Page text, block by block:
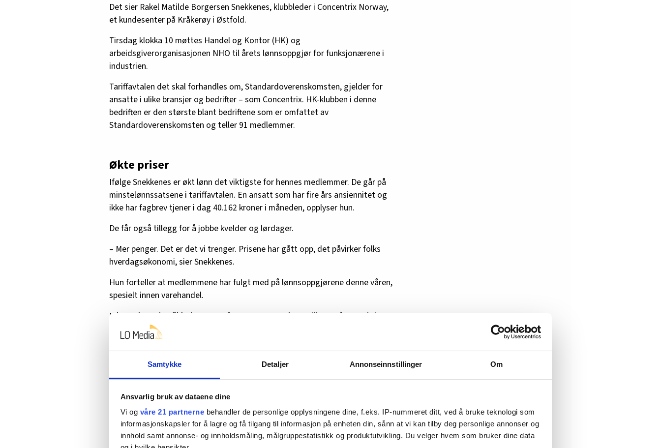
Samtykke Detaljer Annonseinnstillinger Om
Ansvarlig bruk av dataene dine
Vi og våre 21 partnerne behandler de personlige opplysningene dine, f.eks. IP-nummeret ditt, ved å bruke teknologi som
informasjonskapsler for å lagre og få tilgang til informasjon på enheten din, sånn at vi kan tilby deg personlige annonser og
innhold samt annonse- og innholdsmåling, målgruppestatistikk og produktutvikling. Du velger hvem som bruker dine data
Det sier Rakel Matilde Borgersen Snekkenes, klubbleder i Concentrix Norway,
et kundesenter på Kråkerøy i Østfold.
Tirsdag klokka 10 møttes Handel og Kontor (HK) og
arbeidsgiverorganisasjonen NHO til årets lønnsoppgjør for funksjonærene i
industrien.
Tariffavtalen det skal forhandles om, Standardoverenskomsten, gjelder for
ansatte i ulike bransjer og bedrifter – som Concentrix. HK-klubben i denne
bedriften er den største blant bedriftene som er omfattet av
Standardoverenskomsten og teller 91 medlemmer.
Økte priser
Ifølge Snekkenes er økt lønn det viktigste for hennes medlemmer. De går på
minstelønnssatsene i tariffavtalen. En ansatt som har fire års ansiennitet og
ikke har fagbrev tjener i dag 40.162 kroner i måneden, opplyser hun.
De får også tillegg for å jobbe kvelder og lørdager.
– Mer penger. Det er det vi trenger. Prisene har gått opp, det påvirker folks
hverdagsøkonomi, sier Snekkenes.
Hun forteller at medlemmene har fulgt med på lønnsoppgjørene denne våren,
spesielt innen varehandel.
I denne bransjen fikk de mest erfarne ansatte et lønnstillegg på 15,50 i timen
Det tilsvarer drøye 2.500 kroner i måneden.
– Mange ønsker seg det samme, sier Snekkenes.
De ansatte i Concentrix er et unntak når det kommer til lønn. De fleste andre
som er omfattet av Standardoverenskomsten er ikke lønnet etter
minstelønnssatsene. HK-klubbene har stort sett forhandlet fram bedre lønn
lokalt.